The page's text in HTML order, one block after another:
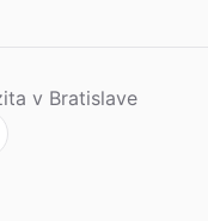
v Bratislave